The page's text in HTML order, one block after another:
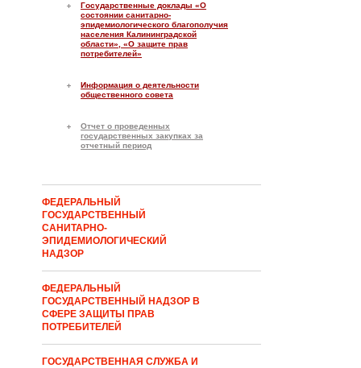
Государственные доклады «О
состоянии санитарно-
эпидемиологического благополучия
населения Калининградской
области», «О защите прав
потребителей»
Информация о деятельности
общественного совета
Отчет о проведенных
государственных закупках за
отчетный период
ФЕДЕРАЛЬНЫЙ
ГОСУДАРСТВЕННЫЙ
САНИТАРНО-
ЭПИДЕМИОЛОГИЧЕСКИЙ
НАДЗОР
ФЕДЕРАЛЬНЫЙ
ГОСУДАРСТВЕННЫЙ НАДЗОР В
СФЕРЕ ЗАЩИТЫ ПРАВ
ПОТРЕБИТЕЛЕЙ
ГОСУДАРСТВЕННАЯ СЛУЖБА И